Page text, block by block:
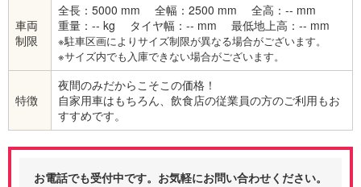
車両
制限
全長：5000 mm 全幅：2500 mm
全高：-- mm
重量：-- kg
タイヤ幅：-- mm 最低地上高：-- mm
※駐車区画によりサイズ制限が異なる場合がございます。
※サイズ内でも入庫できない場合がございます。
特徴
夜間のみだからこそこの価格！
自家用車はもちろん、飲食店の従業員の方のご利用もお
すすめです。
お電話でも受付中です。お気軽にお問い合わせください。